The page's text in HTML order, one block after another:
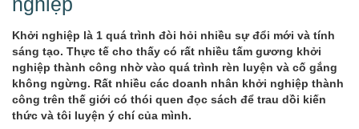
Khởi nghiệp là 1 quá trình đòi hỏi nhiều sự đổi mới và tính
sáng tạo. Thực tế cho thấy có rất nhiều tấm gương khởi
nghiệp thành công nhờ vào quá trình rèn luyện và cố gắng
không ngừng. Rất nhiều các doanh nhân khởi nghiệp thành
công trên thế giới có thói quen đọc sách để trau dồi kiến
thức và tôi luyện ý chí của mình.